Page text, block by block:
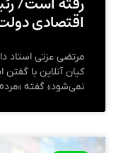
اقتصادی
مرتضی عزتی استاد
کیان آنلاین با گفتن
نمی‌شود» گفته «مردم